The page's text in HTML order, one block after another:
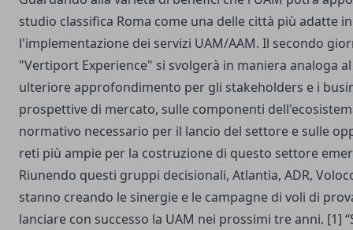
studio classifica Roma come una delle città più adatte
l'implementazione dei servizi UAM/AAM. Il secondo
"Vertiport Experience" si svolgerà in maniera analoga
ulteriore approfondimento per gli stakeholders e i
prospettive di mercato, sulle componenti
normativo necessario per il lancio del settore e sulle
reti più ampie per la costruzione di questo settore
Riunendo questi gruppi decisionali, Atlantia, ADR,
stanno creando le sinergie e le campagne di voli di
lanciare con successo la UAM nei prossimi tre anni. [1]